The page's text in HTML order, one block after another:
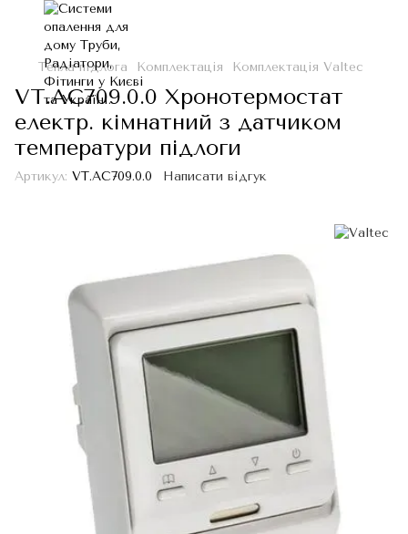
Тепла підлога Комплектація Комплектація Valtec
VT.AC709.0.0 Хронотермостат
електр. кімнатний з датчиком
температури підлоги
Артикул: VT.AC709.0.0 Написати відгук